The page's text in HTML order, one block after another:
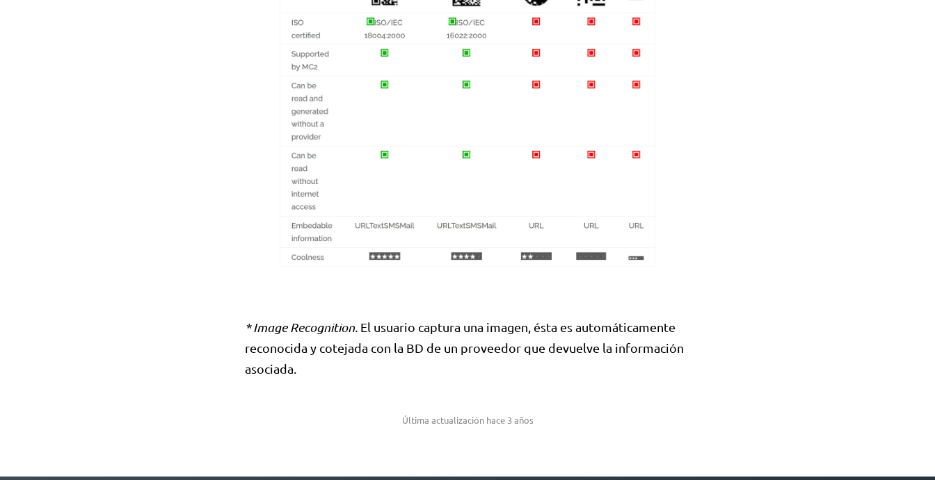
* Image Recognition. El usuario captura una imagen, ésta es automáticamente
reconocida y cotejada con la BD de un proveedor que devuelve la información
asociada.
Última actualización hace 3 años